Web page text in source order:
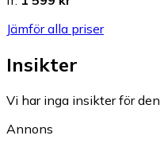
Jämför alla priser
Insikter
Vi har inga insikter för den
Annons